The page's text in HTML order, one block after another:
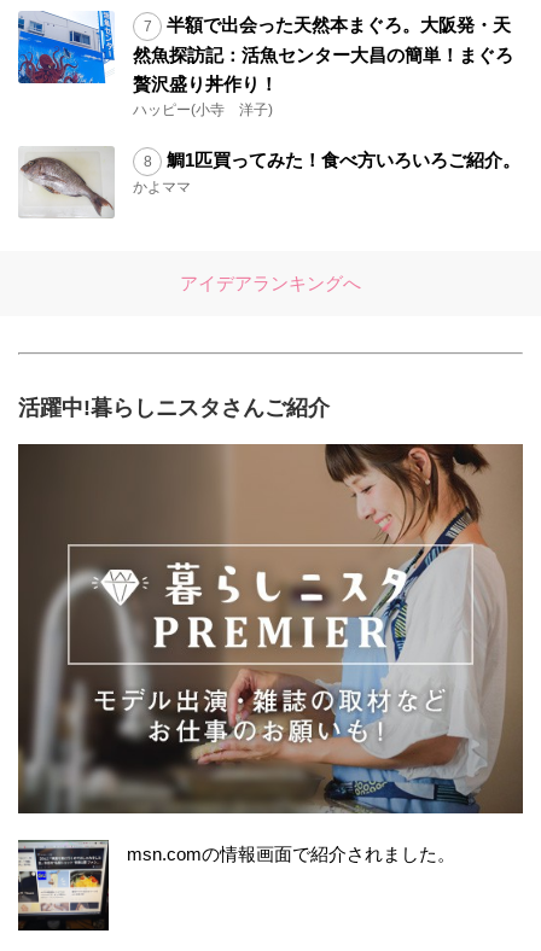
半額で出会った天然本まぐろ。大阪発・天
然魚探訪記：活魚センター大昌の簡単！まぐろ
贅沢盛り丼作り！
ハッピー(小寺 洋子)
鯛1匹買ってみた！食べ方いろいろご紹介。
かよママ
アイデアランキングへ
活躍中!暮らしニスタさんご紹介
msn.comの情報画面で紹介されました。